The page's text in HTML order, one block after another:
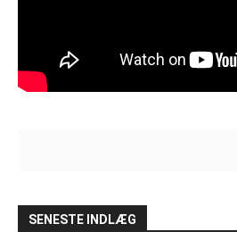
SENESTE INDLÆG